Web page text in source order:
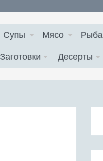
Супы Мясо Рыба
Заготовки Десерты